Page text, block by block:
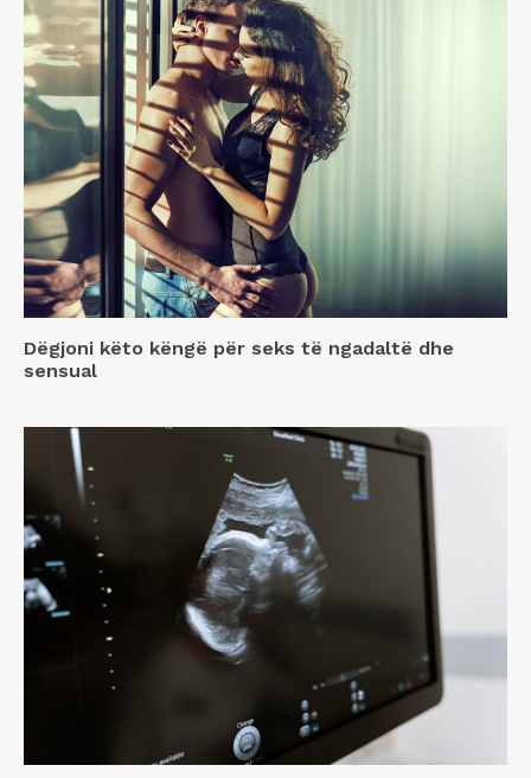
Dëgjoni këto këngë për seks të ngadaltë dhe
sensual